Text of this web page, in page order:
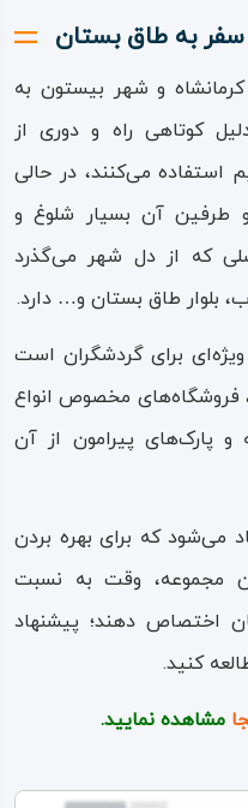
به طاق بستان
و شهر بیستون به
کوتاهی راه و دوری از
استفاده می‌کنند، در حالی
طرفین آن بسیار شلوغ و
که از دل شهر می‌گذرد
بلوار طاق بستان و… دارد.
برای گردشگران است
فروشگاه‌های مخصوص انواع
و پارک‌های پیرامون از آن
می‌شود که برای بهره بردن
مجموعه، وقت به نسبت
اختصاص دهند؛ پیشنهاد
کنید.
مشاهده نمایید.